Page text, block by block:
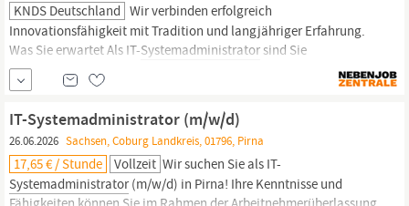
KNDS Deutschland Wir verbinden erfolgreich
Innovationsfähigkeit mit Tradition und langjähriger Erfahrung.
Was Sie erwartet Als IT-Systemadministrator sind Sie
verantwortlich für die Administration der Back-Office-
Infrastruktur Sie kümmern sich um die Pflege, Erweiterung und
Administration der Active-Directory-Services (ADS) Ein weiterer
Schwerpunkt Ihrer
IT-Systemadministrator (m/w/d)
26.06.2026 Sachsen, Coburg Landkreis, 01796, Pirna
17,65 € / Stunde Vollzeit Wir suchen Sie als IT-
Systemadministrator(m/w/d) in Pirna! Ihre Kenntnisse und